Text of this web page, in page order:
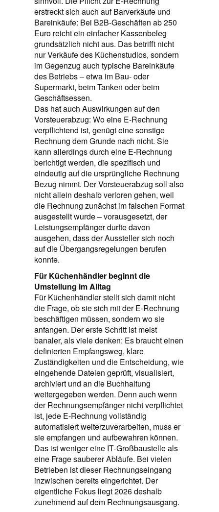
erstreckt sich auch auf Barverkäufe und
Bareinkäufe: Bei B2B-Geschäften ab 250
Euro reicht ein einfacher Kassenbeleg
grundsätzlich nicht aus. Das betrifft nicht
nur Verkäufe des Küchenstudios, sondern
im Gegenzug auch typische Bareinkäufe
des Betriebs – etwa im Bau- oder
Supermarkt, beim Tanken oder beim
Geschäftsessen.
Das hat auch Auswirkungen auf den
Vorsteuerabzug: Wo eine E-Rechnung
verpflichtend ist, genügt eine sonstige
Rechnung dem Grunde nach nicht. Sie
kann allerdings durch eine E-Rechnung
berichtigt werden, die spezifisch und
eindeutig auf die ursprüngliche Rechnung
Bezug nimmt. Der Vorsteuerabzug soll also
nicht allein deshalb verloren gehen, weil
die Rechnung zunächst im falschen Format
ausgestellt wurde – vorausgesetzt, der
Leistungsempfänger durfte davon
ausgehen, dass der Aussteller sich noch
auf die Übergangsregelungen berufen
konnte.
Für Küchenhändler beginnt die
Umstellung im Alltag
Für Küchenhändler stellt sich damit nicht
die Frage, ob sie sich mit der E‑Rechnung
beschäftigen müssen, sondern wo sie
anfangen. Der erste Schritt ist meist
banaler, als viele denken: Es braucht einen
definierten Empfangsweg, klare
Zuständigkeiten und die Entscheidung, wie
eingehende Dateien geprüft, visualisiert,
archiviert und an die Buchhaltung
weitergegeben werden. Denn auch wenn
der Rechnungsempfänger nicht verpflichtet
ist, jede E‑Rechnung vollständig
automatisiert weiterzuverarbeiten, muss er
sie empfangen und aufbewahren können.
Das ist weniger eine IT‑Großbaustelle als
eine Frage sauberer Abläufe. Bei vielen
Betrieben ist dieser Rechnungseingang
inzwischen bereits eingerichtet. Der
eigentliche Fokus liegt 2026 deshalb
zunehmend auf dem Rechnungsausgang.